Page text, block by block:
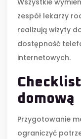
Wszystkie
zespół lekarzy
realizują wizyty
dostępność
internetowych.
domową
Przygotowanie
ograniczyć